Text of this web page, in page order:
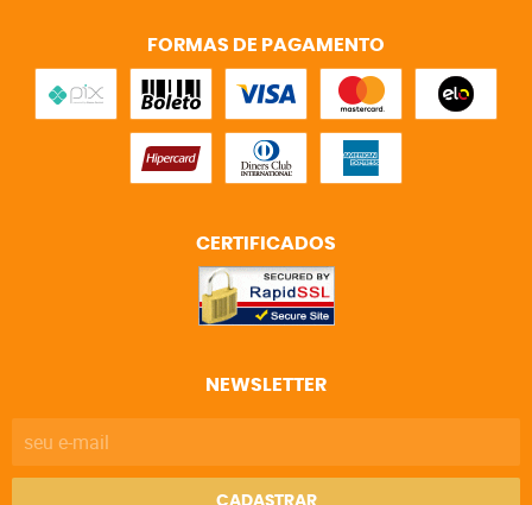
FORMAS DE PAGAMENTO
CERTIFICADOS
NEWSLETTER
CADASTRAR